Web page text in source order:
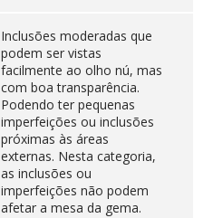
Inclusões moderadas que
podem ser vistas
facilmente ao olho nú, mas
com boa transparência.
Podendo ter pequenas
imperfeições ou inclusões
próximas às áreas
externas. Nesta categoria,
as inclusões ou
imperfeições não podem
afetar a mesa da gema.